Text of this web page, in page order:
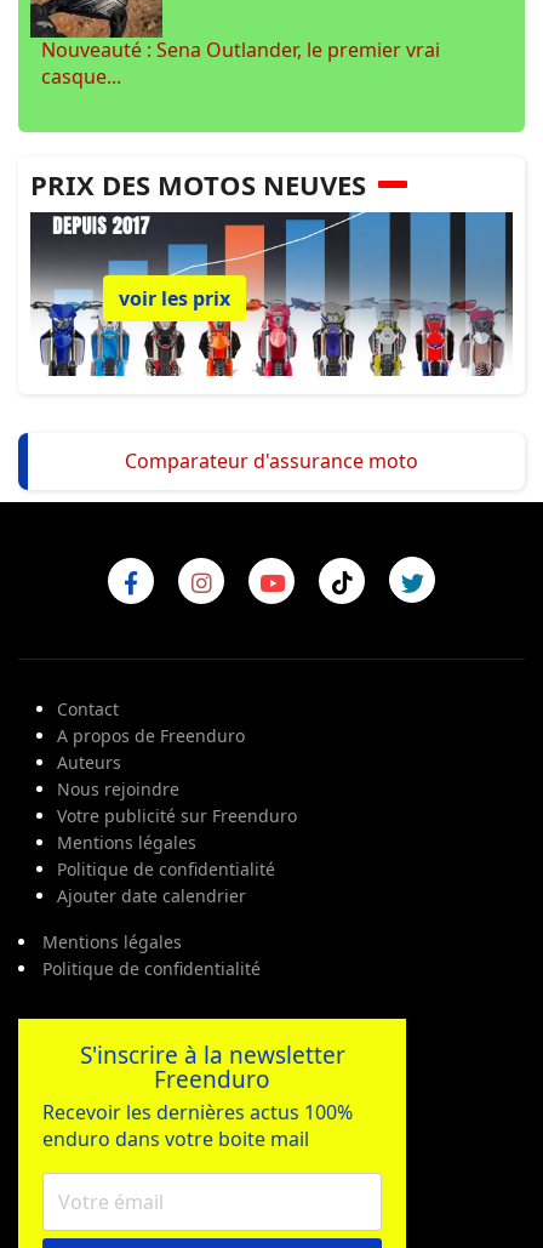
Nouveauté : Sena Outlander, le premier vrai
casque...
PRIX DES MOTOS NEUVES
voir les prix
Comparateur d'assurance moto
Contact
A propos de Freenduro
Auteurs
Nous rejoindre
Votre publicité sur Freenduro
Mentions légales
Politique de confidentialité
Ajouter date calendrier
Mentions légales
Politique de confidentialité
S'inscrire à la newsletter
Freenduro
Recevoir les dernières actus 100%
enduro dans votre boite mail